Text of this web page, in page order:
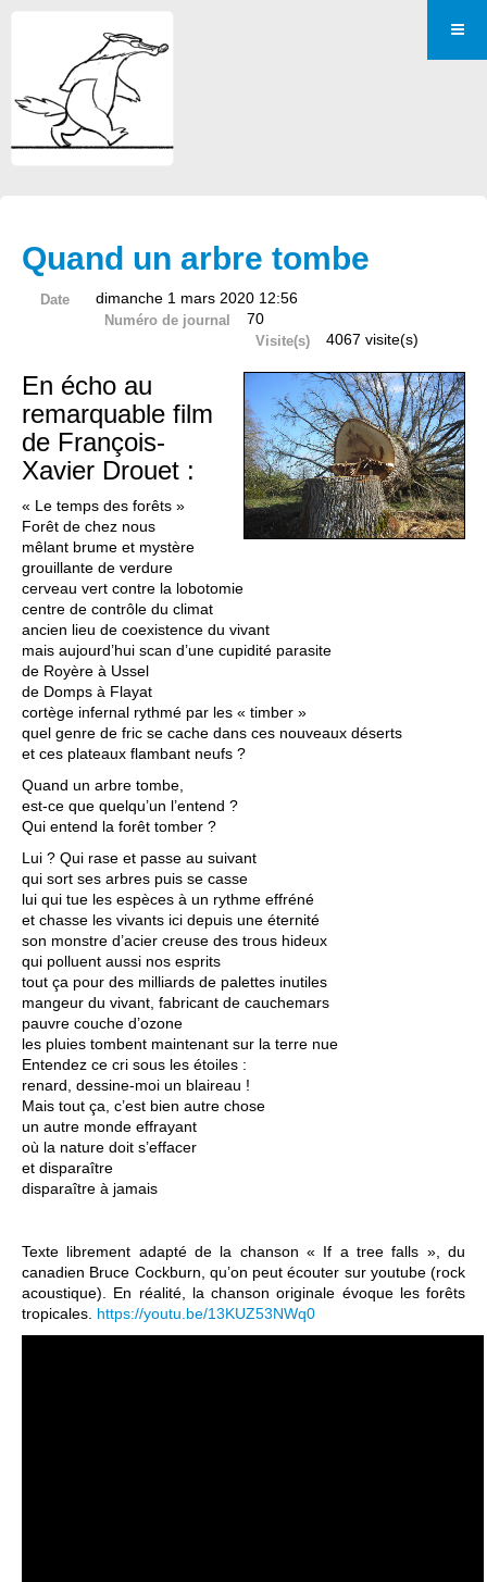
Quand un arbre tombe
Date dimanche 1 mars 2020 12:56
Numéro de journal 70
Visite(s) 4067 visite(s)
En écho au
remarquable film
de François-
Xavier Drouet :
« Le temps des forêts »
Forêt de chez nous
mêlant brume et mystère
grouillante de verdure
cerveau vert contre la lobotomie
centre de contrôle du climat
ancien lieu de coexistence du vivant
mais aujourd’hui scan d’une cupidité parasite
de Royère à Ussel
de Domps à Flayat
cortège infernal rythmé par les « timber »
quel genre de fric se cache dans ces nouveaux déserts
et ces plateaux flambant neufs ?
Quand un arbre tombe,
est-ce que quelqu’un l’entend ?
Qui entend la forêt tomber ?
Lui ? Qui rase et passe au suivant
qui sort ses arbres puis se casse
lui qui tue les espèces à un rythme effréné
et chasse les vivants ici depuis une éternité
son monstre d’acier creuse des trous hideux
qui polluent aussi nos esprits
tout ça pour des milliards de palettes inutiles
mangeur du vivant, fabricant de cauchemars
pauvre couche d’ozone
les pluies tombent maintenant sur la terre nue
Entendez ce cri sous les étoiles :
renard, dessine-moi un blaireau !
Mais tout ça, c’est bien autre chose
un autre monde effrayant
où la nature doit s’effacer
et disparaître
disparaître à jamais
Texte librement adapté de la chanson « If a tree falls », du
canadien Bruce Cockburn, qu’on peut écouter sur youtube (rock
acoustique). En réalité, la chanson originale évoque les forêts
tropicales. https://youtu.be/13KUZ53NWq0